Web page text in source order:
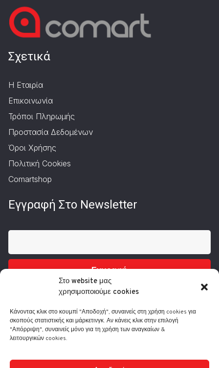
Στο website μας
χρησιμοποιούμε cookies
Κάνοντας κλικ στο κουμπί "Αποδοχή", συναινείς στη χρήση cookies για
σκοπούς στατιστικής και μάρκετινγκ. Αν κάνεις κλικ στην επιλογή
"Απόρριψη", συναινείς μόνο για τη χρήση των αναγκαίων &
λειτουργικών cookies.
Σχετικά
Η Εταιρία
Επικοινωνία
Τρόποι Πληρωμής
Προστασία Δεδομένων
Όροι Χρήσης
Πολιτική Cookies
Comartshop
Εγγραφή Στο Newsletter
Εγγραφή
Τηλ.: 210 3416200